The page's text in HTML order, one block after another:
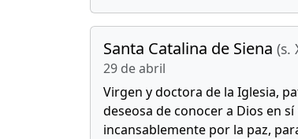
Santa Catalina de Siena (s.
29 de abril
Virgen y doctora de la Iglesia,
deseosa de conocer a Dios en
incansablemente por la paz,